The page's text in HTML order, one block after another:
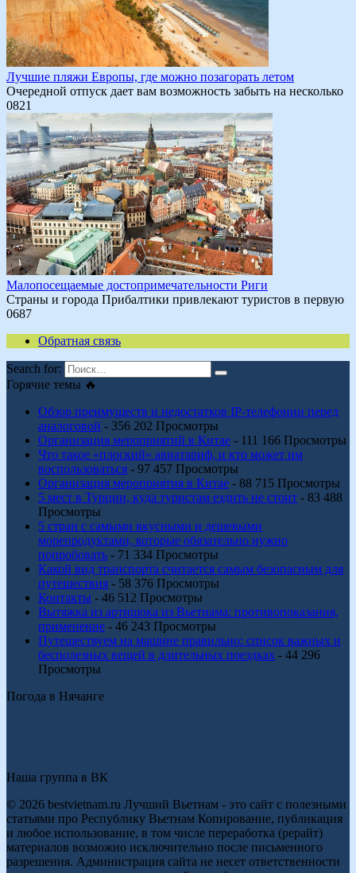
Лучшие пляжи Европы, где можно позагорать летом
Очередной отпуск дает вам возможность забыть на несколько
0821
Малопосещаемые достопримечательности Риги
Страны и города Прибалтики привлекают туристов в первую
0687
Обратная связь
Search for:
Горячие темы 🔥
Обзор преимуществ и недостатков IP-телефонии перед
аналоговой - 356 202 Просмотры
Организация мероприятий в Китае - 111 166 Просмотры
Что такое «плоский» авиатариф, и кто может им
воспользоваться - 97 457 Просмотры
Организация мероприятия в Китае - 88 715 Просмотры
5 мест в Турции, куда туристам ездить не стоит - 83 488
Просмотры
5 стран с самыми вкусными и дешевыми
морепродуктами, которые обязательно нужно
попробовать - 71 334 Просмотры
Какой вид транспорта считается самым безопасным для
путешествия - 58 376 Просмотры
Контакты - 46 512 Просмотры
Вытяжка из артишока из Вьетнама: противопоказания,
применение - 46 243 Просмотры
Путешествуем на машине правильно: список важных и
бесполезных вещей в длительных поездках - 44 296
Просмотры
Погода в Нячанге
Наша группа в ВК
© 2026 bestvietnam.ru Лучший Вьетнам - это сайт с полезными
статьями про Республику Вьетнам Копирование, публикация
и любое использование, в том числе переработка (рерайт)
материалов возможно исключительно после письменного
разрешения. Администрация сайта не несет ответственности